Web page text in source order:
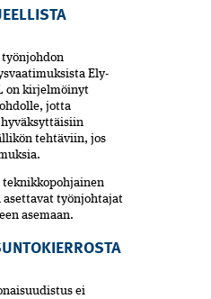
Ely-
on kirjelmöinyt
jotta
tehtäviin, jos
teknikkopohjainen
asettavat työnjohtajat
asemaan.
ei